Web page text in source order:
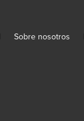
Sobre nosotros